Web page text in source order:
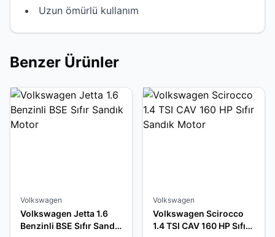
Uzun ömürlü kullanım
Benzer Ürünler
Volkswagen
Volkswagen Jetta 1.6
Benzinli BSE Sıfır Sandık
Volkswagen
Volkswagen Scirocco
1.4 TSI CAV 160 HP Sıfır